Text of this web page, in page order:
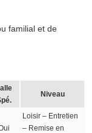
familial et de
Niveau
Loisir – Entretien
– Remise en